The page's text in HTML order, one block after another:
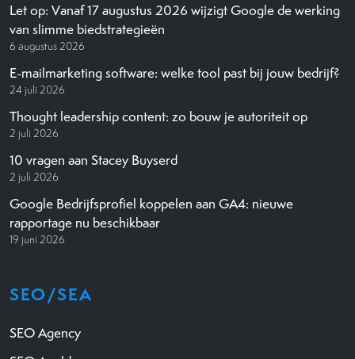
Let op: Vanaf 17 augustus 2026 wijzigt Google de werking
van slimme biedstrategieën
6 augustus 2026
E-mailmarketing software: welke tool past bij jouw bedrijf?
24 juli 2026
Thought leadership content: zo bouw je autoriteit op
2 juli 2026
10 vragen aan Stacey Buyserd
2 juli 2026
Google Bedrijfsprofiel koppelen aan GA4: nieuwe
rapportage nu beschikbaar
19 juni 2026
SEO/SEA
SEO Agency